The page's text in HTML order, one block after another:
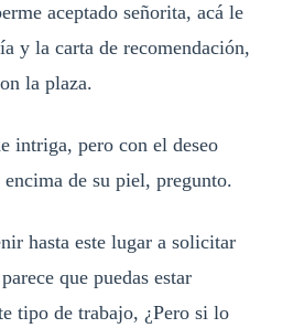
aceptado señorita, acá le
y la carta de recomendación,
la plaza.
intriga, pero con el deseo
encima de su piel, pregunto.
hasta este lugar a solicitar
que puedas estar
tipo de trabajo, ¿Pero si lo